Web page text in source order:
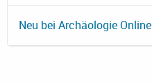
Neu bei Archäologie Online